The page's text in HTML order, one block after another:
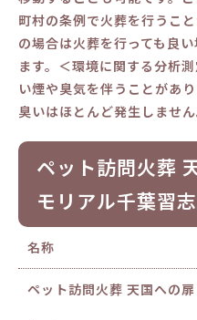
町村の条例で火葬を行うこ
の場合は火葬を行っても良
ます。＜環境に関する分析
い煙や臭気を伴うことがあ
臭いはほとんど発生しません
ペット訪問火葬
モリアル千葉習
名称
ペット訪問火葬 天国への